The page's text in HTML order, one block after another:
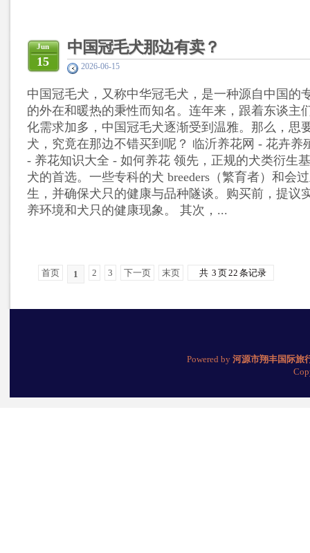
中国冠毛犬那边有卖？
Jun
15 2026-06-15
中国冠毛犬，又称中华冠毛犬，是一种源自中国的
的外在和暖热的秉性而知名。连年来，跟着东谈主
化需求加多，中国冠毛犬逐渐受到温雅。那么，思
犬，究竟在那边不错买到呢？ 临沂养花网 - 花卉养
- 养花知识大全 - 如何养花 领先，正规的犬类衍生
犬的首选。一些专科的犬 breeders（繁育者）和会
生，并确保犬只的健康与品种隧谈。购买前，提议
养环境和犬只的健康现象。 其次，...
首页 1 2 3 下一页 末页 共 3 页22 条记录
Powered by 河源市翔丰国际旅